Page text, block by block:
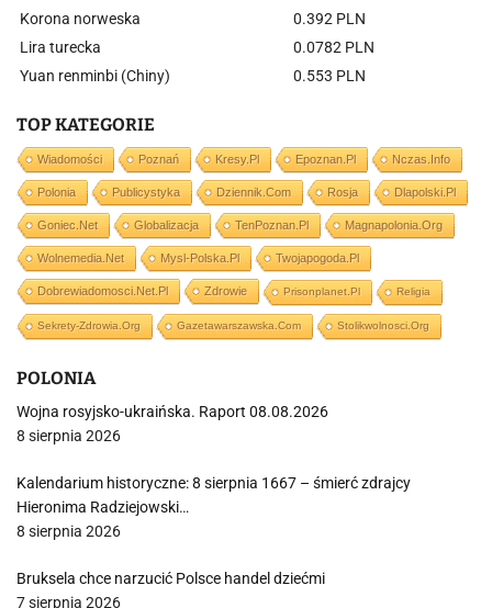
Korona norweska
0.392 PLN
Lira turecka
0.0782 PLN
Yuan renminbi (Chiny)
0.553 PLN
TOP KATEGORIE
Wiadomości Poznań Kresy.pl Epoznan.pl Nczas.info
Polonia Publicystyka Dziennik.com Rosja Dlapolski.pl
Goniec.net Globalizacja TenPoznan.pl Magnapolonia.org
Wolnemedia.net Mysl-Polska.pl Twojapogoda.pl
Dobrewiadomosci.net.pl Zdrowie Prisonplanet.pl Religia
Sekrety-Zdrowia.org Gazetawarszawska.com Stolikwolnosci.org
POLONIA
Wojna rosyjsko-ukraińska. Raport 08.08.2026
8 sierpnia 2026
Kalendarium historyczne: 8 sierpnia 1667 – śmierć zdrajcy
Hieronima Radziejowski…
8 sierpnia 2026
Bruksela chce narzucić Polsce handel dziećmi
7 sierpnia 2026